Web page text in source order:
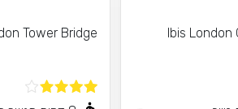
Ibis
Tower Bridge